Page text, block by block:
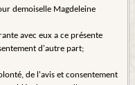
demoiselle Magdeleine
avec eux a ce présente
d'autre part;
de l'avis et consentement